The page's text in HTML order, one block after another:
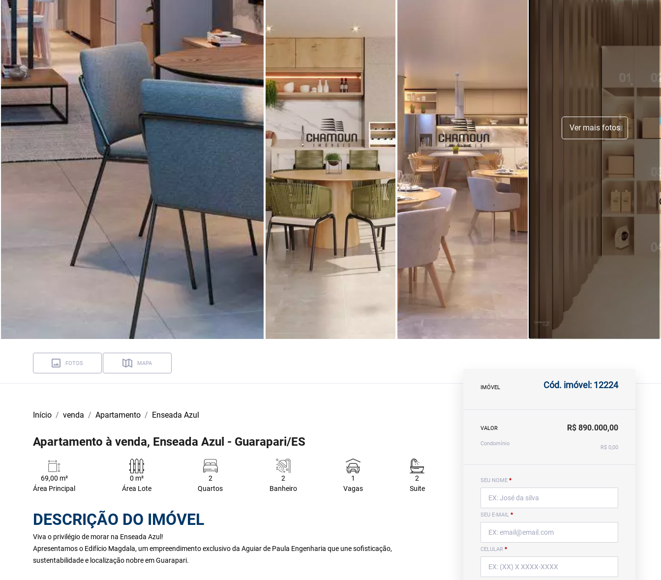
Ver mais fotos
FOTOS MAPA
Início venda Apartamento Enseada Azul
Apartamento à venda, Enseada Azul - Guarapari/ES
69,00 m²
Área Principal
0 m²
Área Lote
2
Quartos
2
Banheiro
1
Vagas
2
Suite
DESCRIÇÃO DO IMÓVEL
Viva o privilégio de morar na Enseada Azul!
Apresentamos o Edifício Magdala, um empreendimento exclusivo da Aguiar de Paula Engenharia que une sofisticação,
sustentabilidade e localização nobre em Guarapari.
IMÓVEL Cód. imóvel: 12224
VALOR R$ 890.000,00
Condomínio
R$ 0,00
SEU NOME *
SEU E-MAIL *
CELULAR *